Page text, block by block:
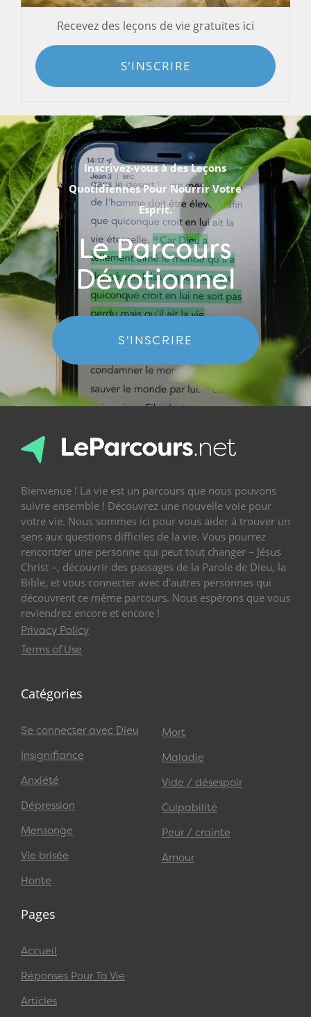
Recevez des leçons de vie gratuites ici
S'INSCRIRE
Inscrivez-vous à des Leçons
Quotidiennes Pour Nourrir Votre
Esprit.
Le Parcours
Dévotionnel
S'INSCRIRE
Bienvenue ! La vie est un parcours que nous pouvons
suivre ensemble ! Découvrez une nouvelle voie pour
votre vie. Nous sommes ici pour vous aider à trouver un
sens aux questions difficiles de la vie. Vous pourrez
rencontrer une personne qui peut tout changer – Jésus
Christ –, découvrir des passages de la Parole de Dieu, la
Bible, et vous connecter avec d’autres personnes qui
découvrent ce même parcours. Nous espérons que vous
reviendrez encore et encore !
Privacy Policy
Terms of Use
Catégories
Se connecter avec Dieu
Insignifiance
Anxiété
Dépression
Mensonge
Vie brisée
Honte
Mort
Maladie
Vide / désespoir
Culpabilité
Peur / crainte
Amour
Pages
Accueil
Réponses Pour Ta Vie
Articles